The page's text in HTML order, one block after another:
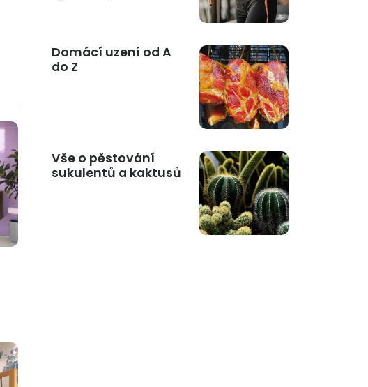
Domácí uzení od A
do Z
Vše o pěstování
sukulentů a kaktusů